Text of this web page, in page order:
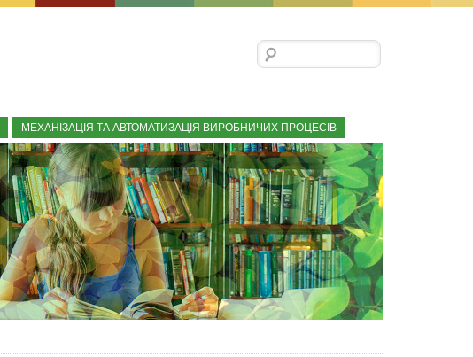
Пошук:
МЕХАНІЗАЦІЯ ТА АВТОМАТИЗАЦІЯ ВИРОБНИЧИХ ПРОЦЕСІВ